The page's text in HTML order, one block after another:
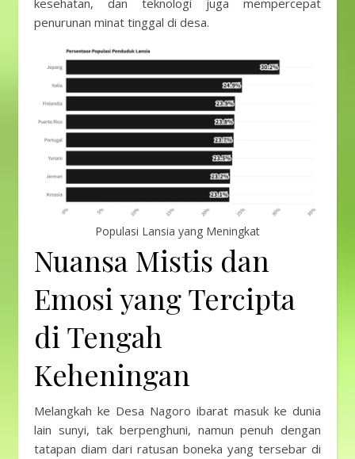
kesehatan, dan teknologi juga mempercepat
penurunan minat tinggal di desa.
Populasi Lansia yang Meningkat
Nuansa Mistis dan
Emosi yang Tercipta
di Tengah
Keheningan
Melangkah ke Desa Nagoro ibarat masuk ke dunia
lain sunyi, tak berpenghuni, namun penuh dengan
tatapan diam dari ratusan boneka yang tersebar di